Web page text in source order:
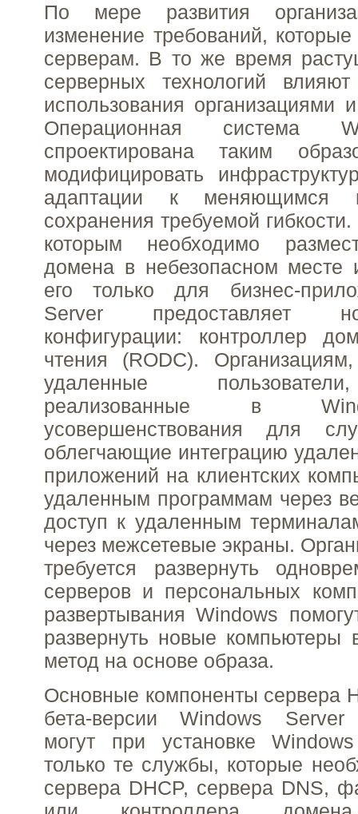
По мере развития
изменение требований,
серверам. В то же время
серверных технологий
использования организациями
Операционная система
спроектирована таким
модифицировать
адаптации к меняющимся
сохранения требуемой
которым необходимо
домена в небезопасном месте
его только для бизнес-
Server предоставляет
конфигурации: контроллер
чтения (RODC).
удаленные
реализованные в
усовершенствования для
облегчающие интеграцию
приложений на клиентских
удаленным программам через
доступ к удаленным
через межсетевые экраны.
требуется развернуть
серверов и персональных
развертывания Windows
развернуть новые компьютеры
метод на основе образа.
Основные компоненты сервера
бета-версии Windows Server
могут при установке
только те службы, которые
сервера DHCP, сервера DNS,